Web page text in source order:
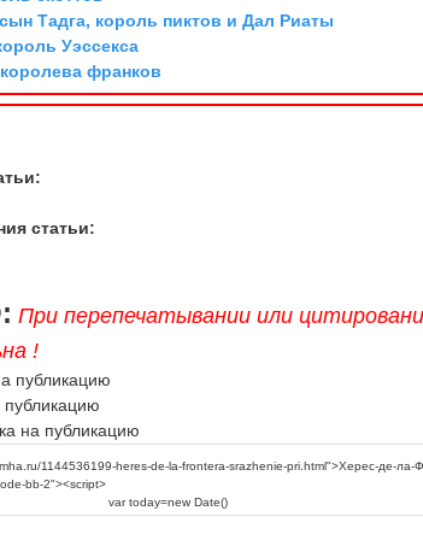
Тадга, король пиктов и Дал Риаты
Уэссекса
франков
статьи:
При перепечатывании или
!
публикацию
публикацию
на публикацию